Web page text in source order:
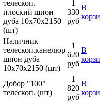
телескоп.
плоский шпон
дуба 10х70х2150
(шт)
1
330
руб
В
Наличник
телескоп.канелюр
шпон дуба
10х70х2150 (шт)
1
620
руб
В
Добор "100"
телескоп. (шт)
1
820
руб
В